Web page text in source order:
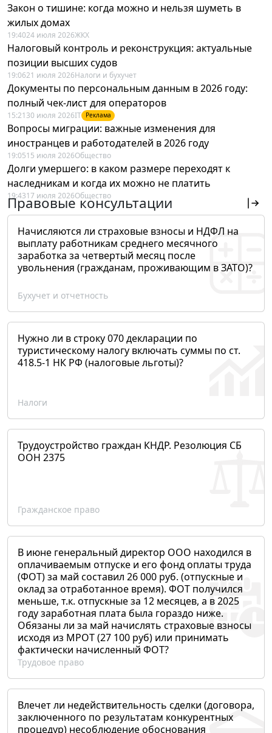
Закон о тишине: когда можно и нельзя шуметь в
жилых домах
19:4024 июля 2026ЖКХ
Налоговый контроль и реконструкция: актуальные
позиции высших судов
19:0621 июля 2026Налоги и бухучет
Документы по персональным данным в 2026 году:
полный чек-лист для операторов
15:21 30 июля 2026IT Реклама
Вопросы миграции: важные изменения для
иностранцев и работодателей в 2026 году
19:0515 июля 2026Общество
Долги умершего: в каком размере переходят к
наследникам и когда их можно не платить
19:4317 июля 2026Общество
Правовые консультации
Начисляются ли страховые взносы и НДФЛ на
выплату работникам среднего месячного
заработка за четвертый месяц после
увольнения (гражданам, проживающим в ЗАТО)?
Бухучет и отчетность
Нужно ли в строку 070 декларации по
туристическому налогу включать суммы по ст.
418.5-1 НК РФ (налоговые льготы)?
Налоги
Трудоустройство граждан КНДР. Резолюция СБ
ООН 2375
Гражданское право
В июне генеральный директор ООО находился в
оплачиваемым отпуске и его фонд оплаты труда
(ФОТ) за май составил 26 000 руб. (отпускные и
оклад за отработанное время). ФОТ получился
меньше, т.к. отпускные за 12 месяцев, а в 2025
году заработная плата была гораздо ниже.
Обязаны ли за май начислять страховые взносы
исходя из МРОТ (27 100 руб) или принимать
фактически начисленный ФОТ?
Трудовое право
Влечет ли недействительность сделки (договора,
заключенного по результатам конкурентных
процедур) несоблюдение обоснования